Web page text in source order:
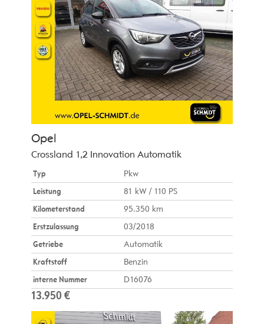
Opel
Crossland 1,2 Innovation Automatik
Typ
Pkw
Leistung
81 kW / 110 PS
Kilometerstand
95.350 km
Erstzulassung
03/2018
Getriebe
Automatik
Kraftstoff
Benzin
interne Nummer
D16076
13.950 €